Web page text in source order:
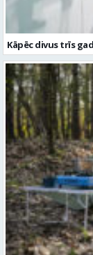
Kā izvēlēties
salīdzinājums